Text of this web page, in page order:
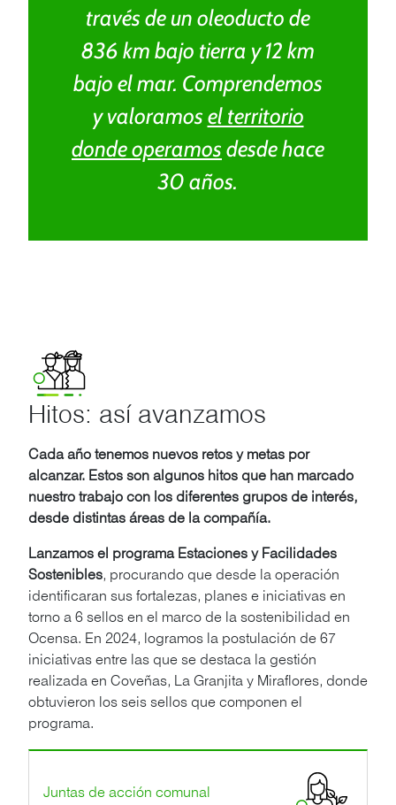
través de un oleoducto de
836 km bajo tierra y 12 km
bajo el mar. Comprendemos
y valoramos el territorio
donde operamos desde hace
30 años.
Hitos: así avanzamos
Cada año tenemos nuevos retos y metas por
alcanzar. Estos son algunos hitos que han marcado
nuestro trabajo con los diferentes grupos de interés,
desde distintas áreas de la compañía.
Lanzamos el programa Estaciones y Facilidades
Sostenibles, procurando que desde la operación
identificaran sus fortalezas, planes e iniciativas en
torno a 6 sellos en el marco de la sostenibilidad en
Ocensa. En 2024, logramos la postulación de 67
iniciativas entre las que se destaca la gestión
realizada en Coveñas, La Granjita y Miraflores, donde
obtuvieron los seis sellos que componen el
programa.
Juntas de acción comunal